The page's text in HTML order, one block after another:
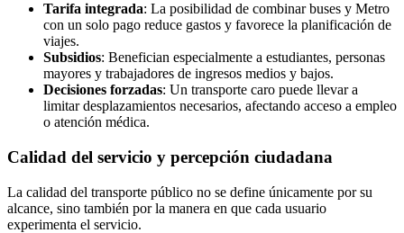
Tarifa integrada: La posibilidad de combinar buses y Metro
con un solo pago reduce gastos y favorece la planificación de
viajes.
Subsidios: Benefician especialmente a estudiantes, personas
mayores y trabajadores de ingresos medios y bajos.
Decisiones forzadas: Un transporte caro puede llevar a
limitar desplazamientos necesarios, afectando acceso a empleo
o atención médica.
Calidad del servicio y percepción ciudadana
La calidad del transporte público no se define únicamente por su
alcance, sino también por la manera en que cada usuario
experimenta el servicio.